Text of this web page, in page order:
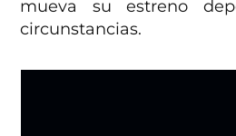
mueva su estreno
circunstancias.